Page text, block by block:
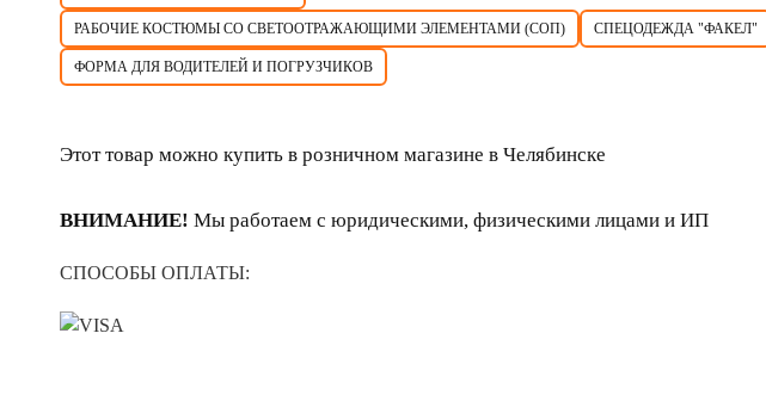
РАБОЧИЕ КОСТЮМЫ СО СВЕТООТРАЖАЮЩИМИ ЭЛЕМЕНТАМИ (СОП) СПЕЦОДЕЖДА "ФАКЕЛ"
ФОРМА ДЛЯ ВОДИТЕЛЕЙ И ПОГРУЗЧИКОВ
Этот товар можно купить в розничном магазине в Челябинске
ВНИМАНИЕ! Мы работаем с юридическими, физическими лицами и ИП
СПОСОБЫ ОПЛАТЫ: